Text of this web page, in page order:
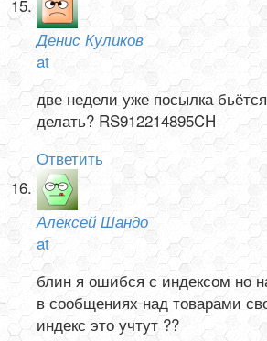
Денис Куликов
at
две недели уже посылка
делать? RS912214895CH
Ответить
Алексей Шандо
at
блин я ошибся с индексом но
в сообщениях над товарами
индекс это учтут ??